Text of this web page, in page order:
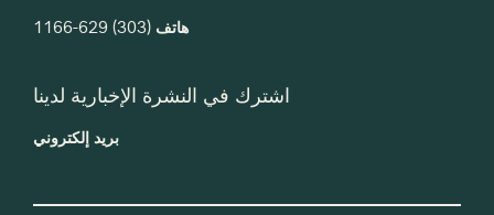
هاتف (303) 629-1166
اشترك في النشرة الإخبارية لدينا
بريد إلكتروني